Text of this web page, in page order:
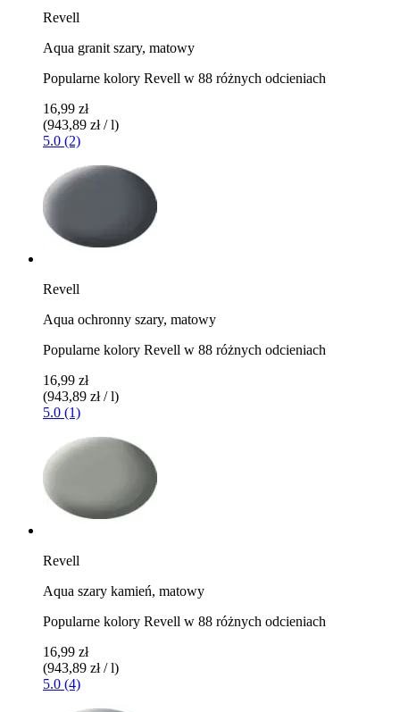
Revell
Aqua granit szary, matowy
Popularne kolory Revell w 88 różnych odcieniach
16,99 zł
(943,89 zł / l)
5.0 (2)
Revell
Aqua ochronny szary, matowy
Popularne kolory Revell w 88 różnych odcieniach
16,99 zł
(943,89 zł / l)
5.0 (1)
Revell
Aqua szary kamień, matowy
Popularne kolory Revell w 88 różnych odcieniach
16,99 zł
(943,89 zł / l)
5.0 (4)